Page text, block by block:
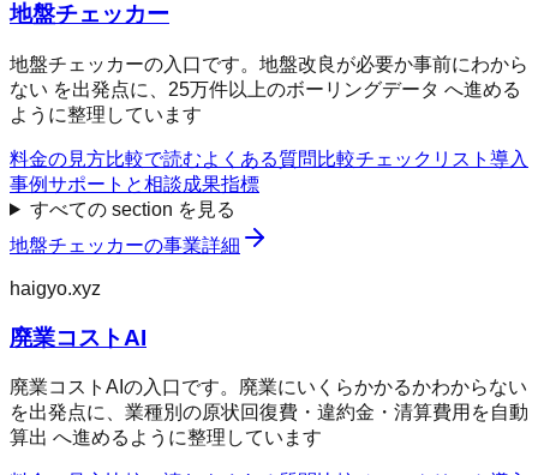
地盤チェッカー
地盤チェッカーの入口です。地盤改良が必要か事前にわから
ない を出発点に、25万件以上のボーリングデータ へ進める
ように整理しています
料金の見方比較で読むよくある質問 比較チェックリスト 導入
事例サポートと相談成果指標
すべての section を見る
地盤チェッカーの事業詳細
haigyo.xyz
廃業コストAI
廃業コストAIの入口です。廃業にいくらかかるかわからない
を出発点に、業種別の原状回復費・違約金・清算費用を自動
算出 へ進めるように整理しています